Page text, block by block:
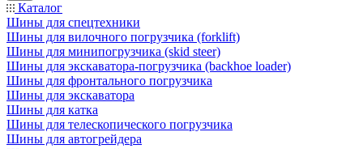
Каталог
Шины для спецтехники
Шины для вилочного погрузчика (forklift)
Шины для минипогрузчика (skid steer)
Шины для экскаватора-погрузчика (backhoe loader)
Шины для фронтального погрузчика
Шины для экскаватора
Шины для катка
Шины для телескопического погрузчика
Шины для автогрейдера